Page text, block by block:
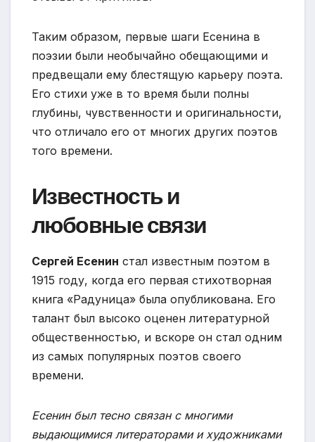
Таким образом, первые шаги Есенина в
поэзии были необычайно обещающими и
предвещали ему блестящую карьеру поэта.
Его стихи уже в то время были полны
глубины, чувственности и оригинальности,
что отличало его от многих других поэтов
того времени.
Известность и
любовные связи
Сергей Есенин стал известным поэтом в
1915 году, когда его первая стихотворная
книга «Радуница» была опубликована. Его
талант был высоко оценен литературной
общественностью, и вскоре он стал одним
из самых популярных поэтов своего
времени.
Есенин был тесно связан с многими
выдающимися литераторами и художниками